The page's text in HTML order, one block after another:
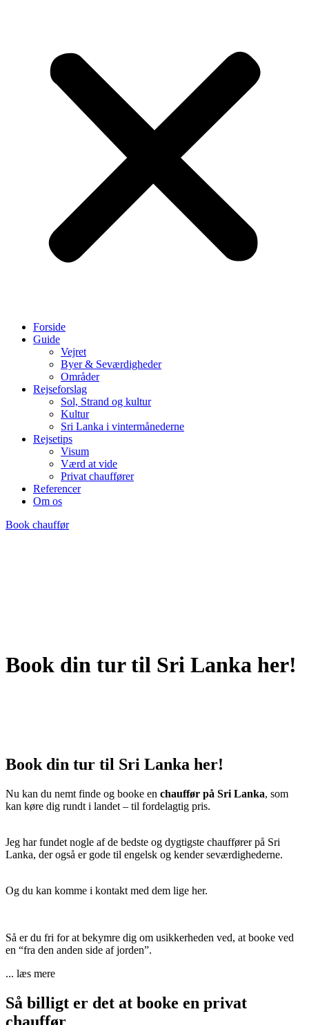
Forside
Guide
Vejret
Byer & Seværdigheder
Områder
Rejseforslag
Sol, Strand og kultur
Kultur
Sri Lanka i vintermånederne
Rejsetips
Visum
Værd at vide
Privat chauffører
Referencer
Om os
Book chauffør
Book din tur til Sri Lanka her!
Book din tur til Sri Lanka her!
Nu kan du nemt finde og booke en chauffør på Sri Lanka, som
kan køre dig rundt i landet – til fordelagtig pris.
Jeg har fundet nogle af de bedste og dygtigste chauffører på Sri
Lanka, der også er gode til engelsk og kender seværdighederne.
Og du kan komme i kontakt med dem lige her.
Så er du fri for at bekymre dig om usikkerheden ved, at booke ved
en “fra den anden side af jorden”.
... læs mere
Så billigt er det at booke en privat
chauffør